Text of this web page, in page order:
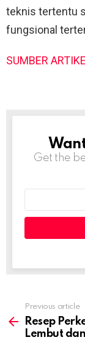
teknis tertentu
fungsional
SUMBER
Get the
more
Previous article
Resep
Lembut